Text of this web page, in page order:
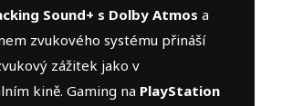
Sound+ s Dolby Atmos a
zvukového systému přináší
zážitek jako v
kině. Gaming na PlayStation